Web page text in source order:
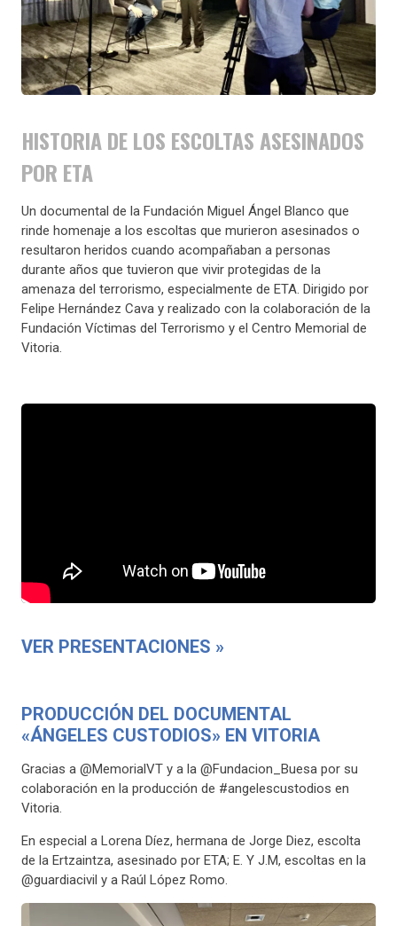
HISTORIA DE LOS ESCOLTAS ASESINADOS
POR ETA
Un documental de la Fundación Miguel Ángel Blanco que
rinde homenaje a los escoltas que murieron asesinados o
resultaron heridos cuando acompañaban a personas
durante años que tuvieron que vivir protegidas de la
amenaza del terrorismo, especialmente de ETA. Dirigido por
Felipe Hernández Cava y realizado con la colaboración de la
Fundación Víctimas del Terrorismo y el Centro Memorial de
Vitoria.
VER PRESENTACIONES »
PRODUCCIÓN DEL DOCUMENTAL
«ÁNGELES CUSTODIOS» EN VITORIA
Gracias a @MemorialVT y a la @Fundacion_Buesa por su
colaboración en la producción de #angelescustodios en
Vitoria.
En especial a Lorena Díez, hermana de Jorge Diez, escolta
de la Ertzaintza, asesinado por ETA; E. Y J.M, escoltas en la
@guardiacivil y a Raúl López Romo.